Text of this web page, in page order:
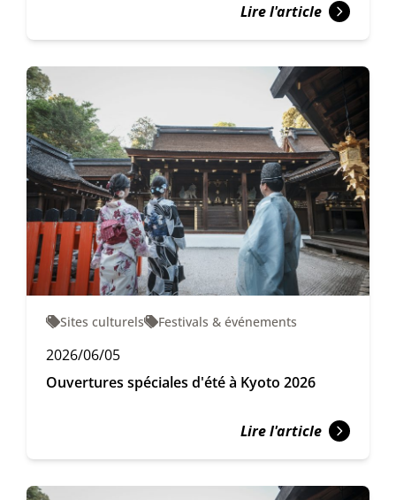
Lire l'article
Sites culturels Festivals & événements
2026/06/05
Ouvertures spéciales d'été à Kyoto 2026
Lire l'article